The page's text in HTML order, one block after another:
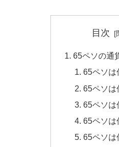
目次
65ペソの通
65ペソは
65ペソは
65ペソは
65ペソは
65ペソは